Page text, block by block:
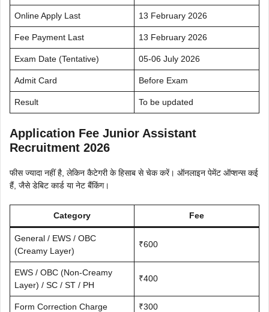
Online Apply Last 13 February 2026
Fee Payment Last 13 February 2026
Exam Date (Tentative) 05-06 July 2026
Admit Card Before Exam
Result To be updated
Application Fee Junior Assistant
Recruitment 2026
फीस ज्यादा नहीं है, लेकिन कैटेगरी के हिसाब से चेक करें। ऑनलाइन पेमेंट ऑप्शन्स कई
हैं, जैसे डेबिट कार्ड या नेट बैंकिंग।
Category Fee
General / EWS / OBC
(Creamy Layer)
₹600
EWS / OBC (Non-Creamy
Layer) / SC / ST / PH
₹400
Form Correction Charge ₹300